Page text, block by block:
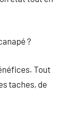
?
Tout
taches, de